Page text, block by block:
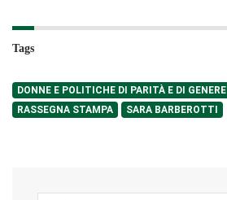
Tags
DONNE E POLITICHE DI PARITÀ E DI GENERE
RASSEGNA STAMPA
SARA BARBEROTTI